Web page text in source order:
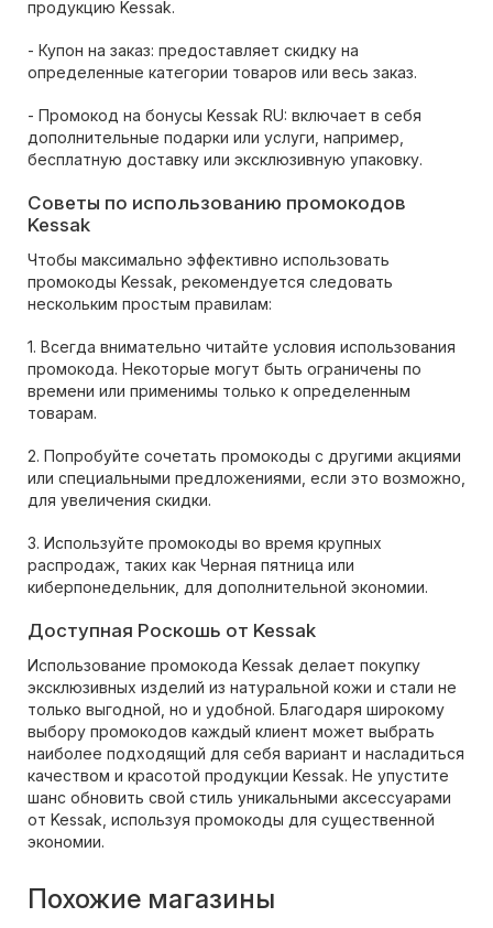
продукцию Kessak.
- Купон на заказ: предоставляет скидку на
определенные категории товаров или весь заказ.
- Промокод на бонусы Kessak RU: включает в себя
дополнительные подарки или услуги, например,
бесплатную доставку или эксклюзивную упаковку.
Советы по использованию промокодов
Kessak
Чтобы максимально эффективно использовать
промокоды Kessak, рекомендуется следовать
нескольким простым правилам:
1. Всегда внимательно читайте условия использования
промокода. Некоторые могут быть ограничены по
времени или применимы только к определенным
товарам.
2. Попробуйте сочетать промокоды с другими акциями
или специальными предложениями, если это возможно,
для увеличения скидки.
3. Используйте промокоды во время крупных
распродаж, таких как Черная пятница или
киберпонедельник, для дополнительной экономии.
Доступная Роскошь от Kessak
Использование промокода Kessak делает покупку
эксклюзивных изделий из натуральной кожи и стали не
только выгодной, но и удобной. Благодаря широкому
выбору промокодов каждый клиент может выбрать
наиболее подходящий для себя вариант и насладиться
качеством и красотой продукции Kessak. Не упустите
шанс обновить свой стиль уникальными аксессуарами
от Kessak, используя промокоды для существенной
экономии.
Похожие магазины